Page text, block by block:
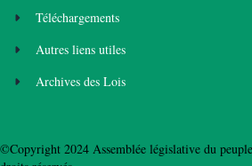
Téléchargements
Autres liens utiles
Archives des Lois
©Copyright 2024 Assemblée législative du